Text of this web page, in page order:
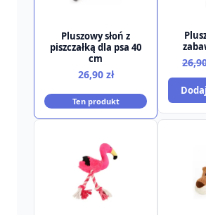
Pluszowy słoń z
piszczałką dla psa 40
cm
26,90 zł
Ten produkt